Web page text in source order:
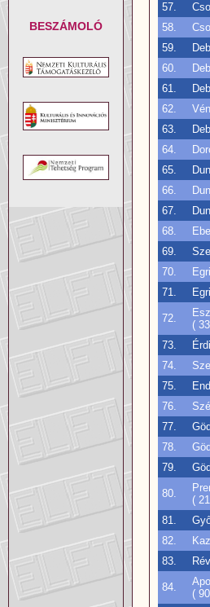
BESZÁMOLÓ
57.
58.
59.
60.
61.
62.
63.
64.
65.
66.
67.
68.
69.
70.
71.
72.
(
73.
74.
75.
76.
77.
78.
79.
80.
(
81.
82.
83.
84.
(